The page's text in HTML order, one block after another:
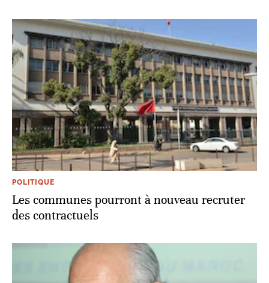
POLITIQUE
Les communes pourront à nouveau recruter
des contractuels